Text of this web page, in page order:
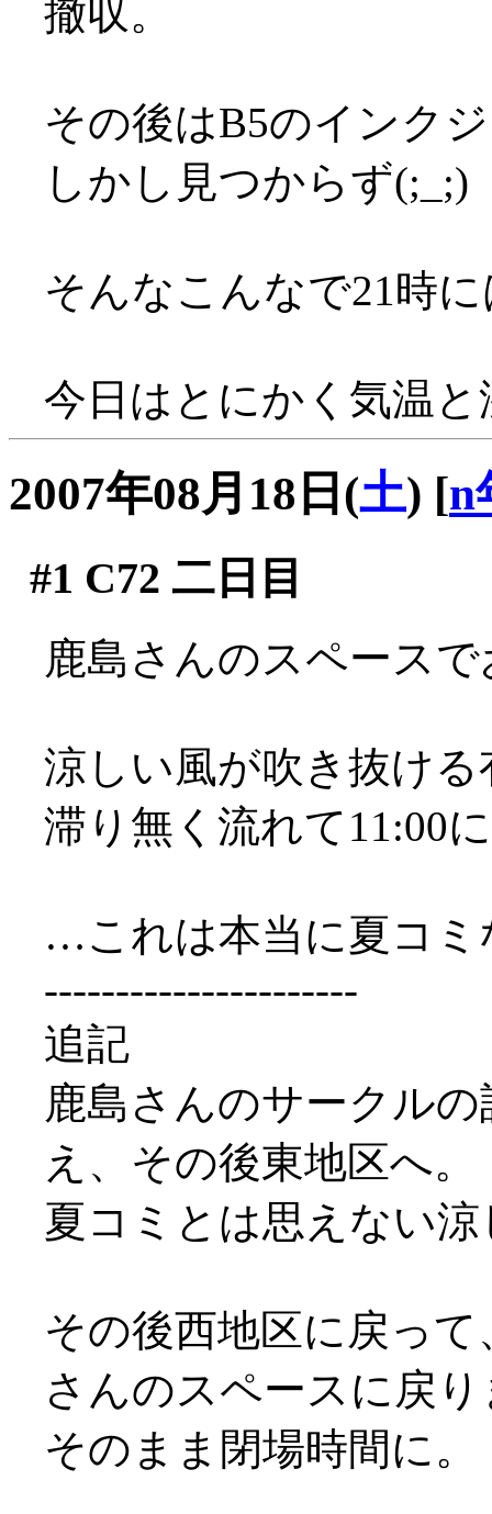
撤収。
その後はB5のインク
しかし見つからず(;_;)
そんなこんなで21時
今日はとにかく気温
2007年08月18日(土) [n
#1 C72 二日目
鹿島さんのスペース
涼しい風が吹き抜け
滞り無く流れて11:00
…これは本当に夏コミ
----------------------
追記
鹿島さんのサークル
え、その後東地区へ。
夏コミとは思えない
その後西地区に戻っ
さんのスペースに戻
そのまま閉場時間に。